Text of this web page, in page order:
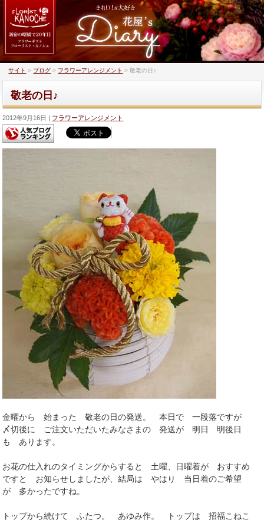
サイト > ブログ > フラワーアレンジメント >敬老の日♪
敬老の日♪
2012年9月16日 フラワーアレンジメント
金曜から 始まった 敬老の日の発送。 本日で 一段落ですが
〆切後に ご注文いただいたみなさまの 発送が 明日 明後日
も あります。
お花の仕入れのタイミングからすると 土曜、日曜着が おすすめ
ですと お知らせしましたが、結局は やはり 当日着のご希望
が 多かったですね。
トップから続けて ふたつ。 あゆみ作。 トップは 招福こねこ